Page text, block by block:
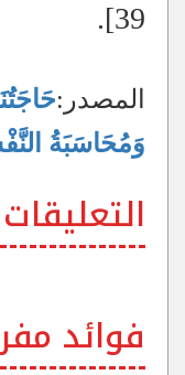
39].
المصدر:
وَمُحَاسَبَةُ
التعليقات
فوائد